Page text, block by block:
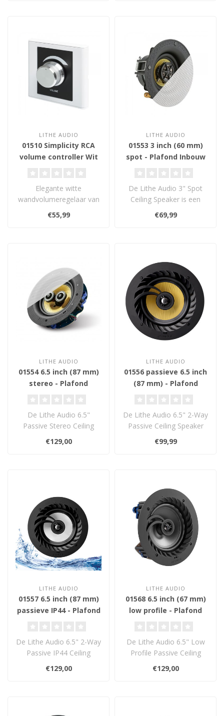
LITHE AUDIO
01510 Simplicity RCA
volume controller Wit
Elegante witte
wandvolumeregelaar van
Lithe Audio met 5 standen
en uit-positie. ..
€55,99
LITHE AUDIO
01553 3 inch (60 mm)
spot - Plafond Inbouw
De Lithe Audio 3" Spot
Ceiling Speaker is een
ultracompacte passieve
plafondspea..
€69,99
LITHE AUDIO
01554 6.5 inch (87 mm)
stereo - Plafond
De Lithe Audio 6.5"
Passive Stereo Ceiling
Speaker levert volwaardig
stereogelui..
€129,00
LITHE AUDIO
01556 passieve 6.5 inch
(87 mm) - Plafond
De Lithe Audio 6.5" 2-Way
Passive Ceiling Speaker
biedt helder, gebalanceerd
gel..
€99,99
LITHE AUDIO
01557 6.5 inch (87 mm)
passieve IP44 - Plafond
De Lithe Audio 6.5" 2-Way
Passive IP44 Ceiling
Speaker levert krachtig,
helder g..
€129,00
LITHE AUDIO
01568 6.5 inch (67 mm)
low profile - Plafond
De Lithe Audio 6.5" Low
Profile Passive Ceiling
Speaker biedt
hoogwaardig geluid..
€129,00